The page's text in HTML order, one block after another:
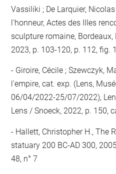
Vassiliki ; De Larquier,
l'honneur, Actes des IIIes
sculpture romaine, Bordeaux,
2023, p. 103-120, p. 112, fig.
Giroire, Cécile ; Szewczyk,
l'empire, cat. exp. (Lens,
06/04/2022-25/07/2022),
Lens / Snoeck, 2022, p. 150,
Hallett, Christopher H., The
statuary 200 BC-AD 300,
48, n° 7